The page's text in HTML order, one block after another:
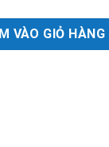
IT3ZF.
VÀO GIỎ HÀNG